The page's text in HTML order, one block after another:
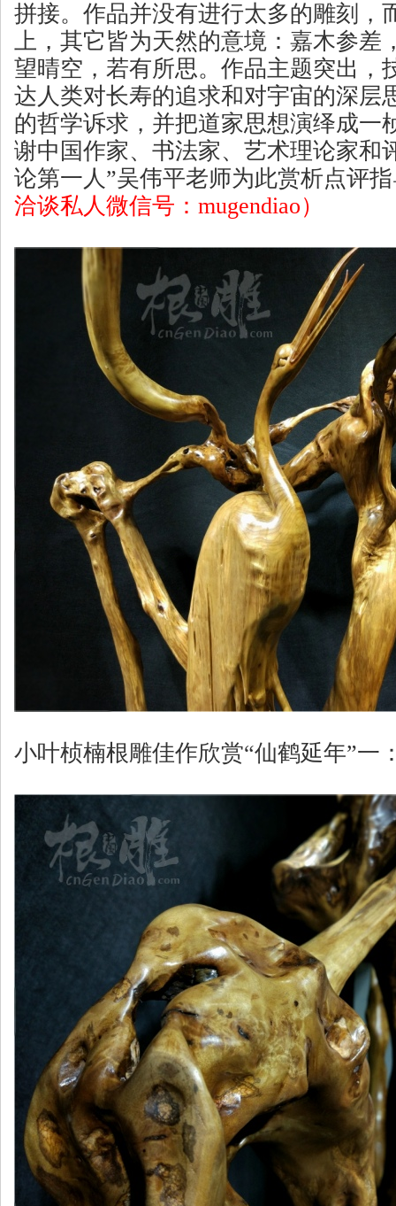
拼接。作品并没有进行太多的雕刻，
上，其它皆为天然的意境：嘉木参差
望晴空，若有所思。作品主题突出，
达人类对长寿的追求和对宇宙的深层
的哲学诉求，并把道家思想演绎成一
谢中国作家、书法家、艺术理论家和
论第一人”吴伟平老师为此赏析点评
洽谈私人微信号：mugendiao）
小叶桢楠根雕佳作欣赏“仙鹤延年”一